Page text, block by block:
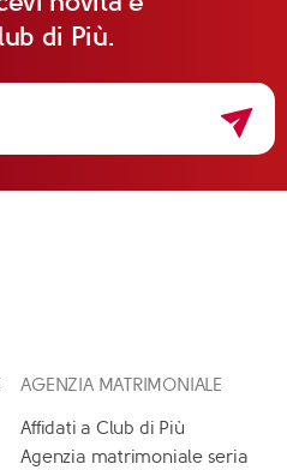
di Più.
AGENZIA MATRIMONIALE
Affidati a Club di Più
Agenzia matrimoniale seria